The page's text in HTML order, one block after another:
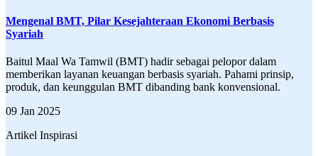
Mengenal BMT, Pilar Kesejahteraan Ekonomi Berbasis
Syariah
Baitul Maal Wa Tamwil (BMT) hadir sebagai pelopor dalam
memberikan layanan keuangan berbasis syariah. Pahami prinsip,
produk, dan keunggulan BMT dibanding bank konvensional.
09 Jan 2025
Artikel Inspirasi